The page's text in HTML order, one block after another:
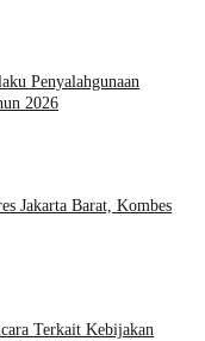
Penyalahgunaan
2026
Jakarta Barat, Kombes
Terkait Kebijakan